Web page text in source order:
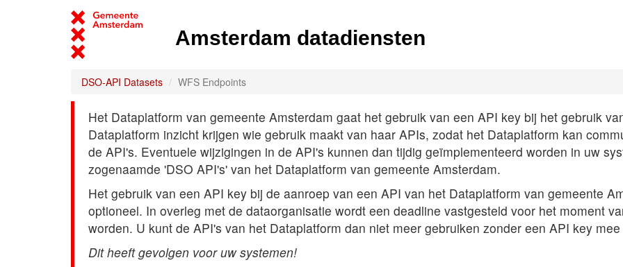
Amsterdam datadiensten
DSO-API Datasets WFS Endpoints
Het Dataplatform van gemeente Amsterdam gaat het gebruik van een API key bij het gebruik
Dataplatform inzicht krijgen wie gebruik maakt van haar APIs, zodat het Dataplatform kan
de API's. Eventuele wijzigingen in de API's kunnen dan tijdig geïmplementeerd worden in uw
zogenaamde 'DSO API's' van het Dataplatform van gemeente Amsterdam.
Het gebruik van een API key bij de aanroep van een API van het Dataplatform van gemeente
optioneel. In overleg met de dataorganisatie wordt een deadline vastgesteld voor het moment
worden. U kunt de API's van het Dataplatform dan niet meer gebruiken zonder een API key
Dit heeft gevolgen voor uw systemen!